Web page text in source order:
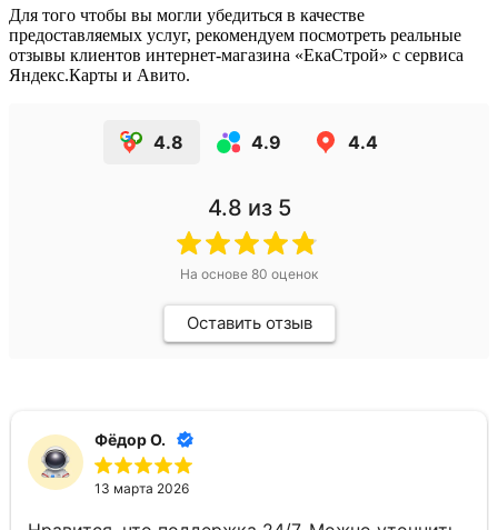
Для того чтобы вы могли убедиться в качестве
предоставляемых услуг, рекомендуем посмотреть реальные
отзывы клиентов интернет-магазина «ЕкаСтрой» с сервиса
Яндекс.Карты и Авито.
4.8 4.9 4.4
4.8 из 5
На основе 80 оценок
Оставить отзыв
Фёдор О.
13 марта 2026